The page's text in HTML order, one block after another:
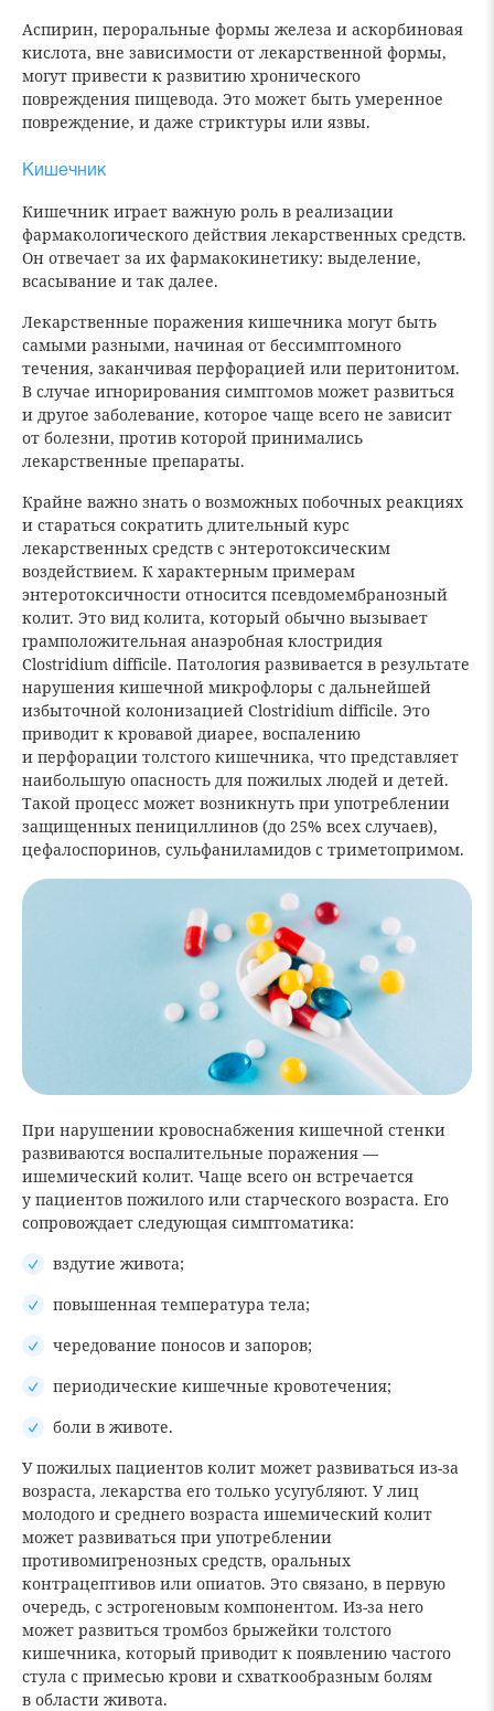
Аспирин, пероральные формы железа и аскорбиновая
кислота, вне зависимости от лекарственной формы,
могут привести к развитию хронического
повреждения пищевода. Это может быть умеренное
повреждение, и даже стриктуры или язвы.
Кишечник
Кишечник играет важную роль в реализации
фармакологического действия лекарственных средств.
Он отвечает за их фармакокинетику: выделение,
всасывание и так далее.
Лекарственные поражения кишечника могут быть
самыми разными, начиная от бессимптомного
течения, заканчивая перфорацией или перитонитом.
В случае игнорирования симптомов может развиться
и другое заболевание, которое чаще всего не зависит
от болезни, против которой принимались
лекарственные препараты.
Крайне важно знать о возможных побочных реакциях
и стараться сократить длительный курс
лекарственных средств с энтеротоксическим
воздействием. К характерным примерам
энтеротоксичности относится псевдомембранозный
колит. Это вид колита, который обычно вызывает
грамположительная анаэробная клостридия
Clostridium difficile. Патология развивается в результате
нарушения кишечной микрофлоры с дальнейшей
избыточной колонизацией Clostridium difficile. Это
приводит к кровавой диарее, воспалению
и перфорации толстого кишечника, что представляет
наибольшую опасность для пожилых людей и детей.
Такой процесс может возникнуть при употреблении
защищенных пенициллинов (до 25% всех случаев),
цефалоспоринов, сульфаниламидов с триметопримом.
При нарушении кровоснабжения кишечной стенки
развиваются воспалительные поражения —
ишемический колит. Чаще всего он встречается
у пациентов пожилого или старческого возраста. Его
сопровождает следующая симптоматика:
вздутие живота;
повышенная температура тела;
чередование поносов и запоров;
периодические кишечные кровотечения;
боли в животе.
У пожилых пациентов колит может развиваться из-за
возраста, лекарства его только усугубляют. У лиц
молодого и среднего возраста ишемический колит
может развиваться при употреблении
противомигренозных средств, оральных
контрацептивов или опиатов. Это связано, в первую
очередь, с эстрогеновым компонентом. Из-за него
может развиться тромбоз брыжейки толстого
кишечника, который приводит к появлению частого
стула с примесью крови и схваткообразным болям
в области живота.